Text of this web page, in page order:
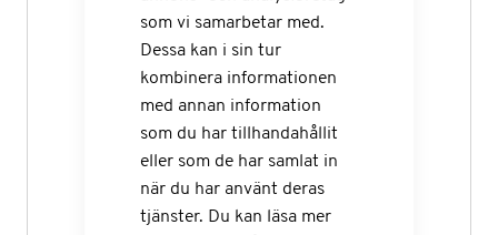
som vi samarbetar med.
Dessa kan i sin tur
kombinera informationen
med annan information
som du har tillhandahållit
eller som de har samlat in
när du har använt deras
tjänster. Du kan läsa mer